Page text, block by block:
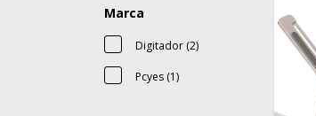
Marca
Digitador (2)
Pcyes (1)